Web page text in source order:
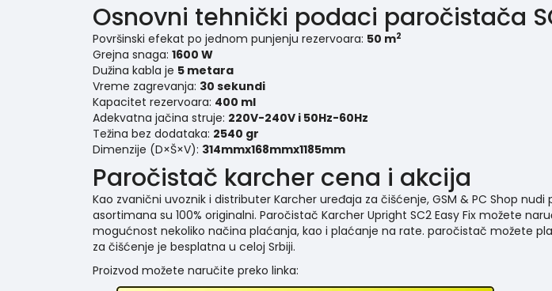
Osnovni tehnički podaci paročistača
Površinski efekat po jednom punjenju rezervoara: 50 m2
Grejna snaga: 1600 W
Dužina kabla je 5 metara
Vreme zagrevanja: 30 sekundi
Kapacitet rezervoara: 400 ml
Adekvatna jačina struje: 220V-240V i 50Hz-60Hz
Težina bez dodataka: 2540 gr
Dimenzije (D×Š×V): 314mmx168mmx1185mm
Paročistač karcher cena i akcija
Kao zvanični uvoznik i distributer Karcher uređaja za čišćenje, GSM & PC Shop
asortimana su 100% originalni. Paročistač Karcher Upright SC2 Easy Fix možete
mogućnost nekoliko načina plaćanja, kao i plaćanje na rate. paročistač možete
za čišćenje je besplatna u celoj Srbiji.
Proizvod možete naručite preko linka: